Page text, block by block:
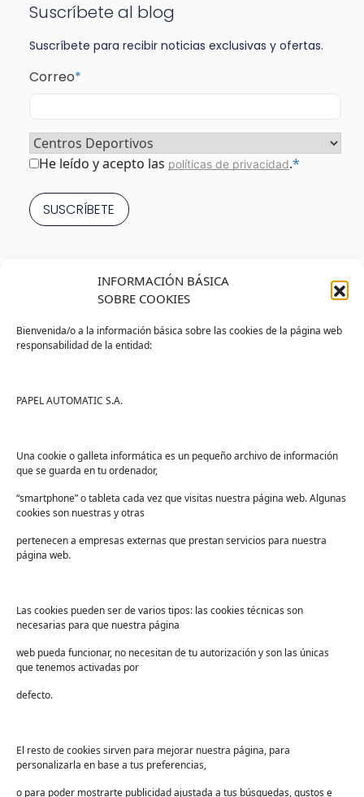
INFORMACIÓN BÁSICA
SOBRE COOKIES
Bienvenida/o a la información básica sobre las cookies de la página web
responsabilidad de la entidad:
PAPEL AUTOMATIC S.A.
Una cookie o galleta informática es un pequeño archivo de información
que se guarda en tu ordenador,
“smartphone” o tableta cada vez que visitas nuestra página web. Algunas
cookies son nuestras y otras
pertenecen a empresas externas que prestan servicios para nuestra
página web.
Las cookies pueden ser de varios tipos: las cookies técnicas son
necesarias para que nuestra página
web pueda funcionar, no necesitan de tu autorización y son las únicas
que tenemos activadas por
defecto.
El resto de cookies sirven para mejorar nuestra página, para
personalizarla en base a tus preferencias,
o para poder mostrarte publicidad ajustada a tus búsquedas, gustos e
Suscríbete al blog
Suscríbete para recibir noticias exclusivas y ofertas.
Correo*
Sector*
Consentimiento*
He leído y acepto las políticas de privacidad.*
Sanidad
Educación
Centros deportivos
Servicios
Industria alimentaria
Tienda PAPELMATIC
Lista de deseos
Términos y condiciones
Devoluciones
Suscríbete para recibir noticias exclusivas y ofertas.
Correo
electrónico*